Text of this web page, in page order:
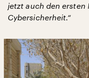
jetzt auch den ersten
Cybersicherheit.“